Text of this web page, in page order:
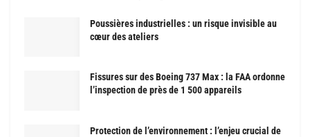
Poussières industrielles : un risque invisible au
cœur des ateliers
Fissures sur des Boeing 737 Max : la FAA ordonne
l’inspection de près de 1 500 appareils
Protection de l’environnement : l’enjeu crucial de